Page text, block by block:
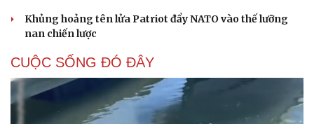
Cải chính
Khủng hoảng tên lửa Patriot đẩy NATO vào thế lưỡng
nan chiến lược
CUỘC SỐNG ĐÓ ĐÂY